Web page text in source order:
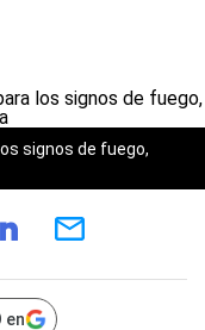
signos de fuego,
en